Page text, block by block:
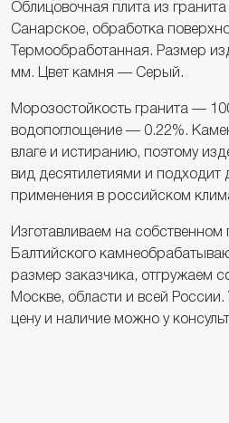
Облицовочная плита из
Санарское, обработка
Термообработанная. Размер
мм. Цвет камня — Серый.
Морозостойкость гранита —
водопоглощение — 0.22%.
влаге и истиранию, поэтому
вид десятилетиями и подходит
применения в российском
Изготавливаем на собственном
Балтийского
размер заказчика, отгружаем
Москве, области и всей России.
цену и наличие можно у